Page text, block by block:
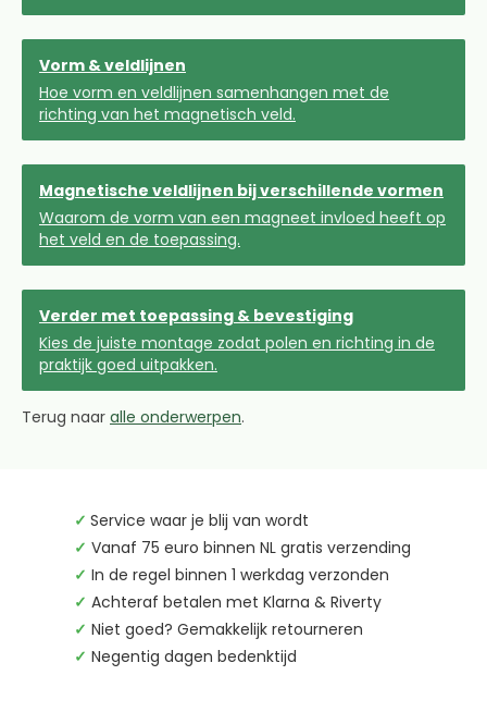
Vorm & veldlijnen
Hoe vorm en veldlijnen samenhangen met de
richting van het magnetisch veld.
Magnetische veldlijnen bij verschillende vormen
Waarom de vorm van een magneet invloed heeft op
het veld en de toepassing.
Verder met toepassing & bevestiging
Kies de juiste montage zodat polen en richting in de
praktijk goed uitpakken.
Terug naar alle onderwerpen.
✓ Service waar je blij van wordt
✓ Vanaf 75 euro binnen NL gratis verzending
✓ In de regel binnen 1 werkdag verzonden
✓ Achteraf betalen met Klarna & Riverty
✓ Niet goed? Gemakkelijk retourneren
✓ Negentig dagen bedenktijd